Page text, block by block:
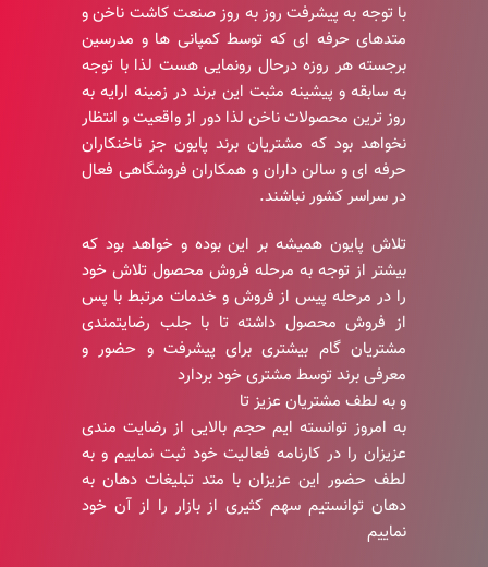
با توجه به پیشرفت روز به روز صنعت کاشت ناخن و
متدهای حرفه ای که توسط کمپانی ها و مدرسین
برجسته هر روزه درحال رونمایی هست لذا با توجه
به سابقه و پیشینه مثبت این برند در زمینه ارایه به
روز ترین محصولات ناخن لذا دور از واقعیت و انتظار
نخواهد بود که مشتریان برند پایون جز ناخنکاران
حرفه ای و سالن داران و همکاران فروشگاهی فعال
در سراسر کشور نباشند.
تلاش پایون همیشه بر این بوده و خواهد بود که
بیشتر از توجه به مرحله فروش محصول تلاش خود
را در مرحله پیس از فروش و خدمات مرتبط با پس
از فروش محصول داشته تا با جلب رضایتمندی
مشتریان گام بیشتری برای پیشرفت و حضور و
معرفی برند توسط مشتری خود بردارد
و به لطف مشتریان عزیز تا
به امروز توانسته ایم حجم بالایی از رضایت مندی
عزیزان را در کارنامه فعالیت خود ثبت نماییم و به
لطف حضور این عزیزان با متد تبلیغات دهان به
دهان توانستیم سهم کثیری از بازار را از آن خود
نماییم